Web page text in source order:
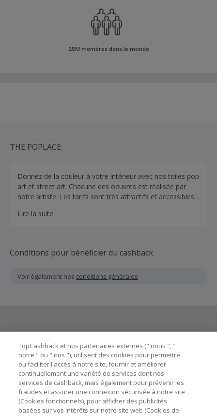
25M membres dans le monde
THE POPLACE
Donnez de la couleur à votre intérieur avec nos toiles pop
art et street art. Chacune des oeuvres est réalisée par
notre artiste. Les tarifs sont très attractifs et accessibles
Lire la suite
Conditions pour bénéficier du cashback
Voir également nos conditions générales
Astuces pour économiser
A propos de
TopCashback et nos partenaires externes (" nous ", "
notre " ou " nos "), utilisent des cookies pour permettre
ou faciliter l'accès à notre site, fournir et améliorer
continuellement une variété de services dont nos
services de cashback, mais également pour prévenir les
fraudes et assurer une connexion sécurisée à notre site
(Cookies fonctionnels), pour afficher des publicités
basées sur vos intérêts sur notre site web (Cookies de